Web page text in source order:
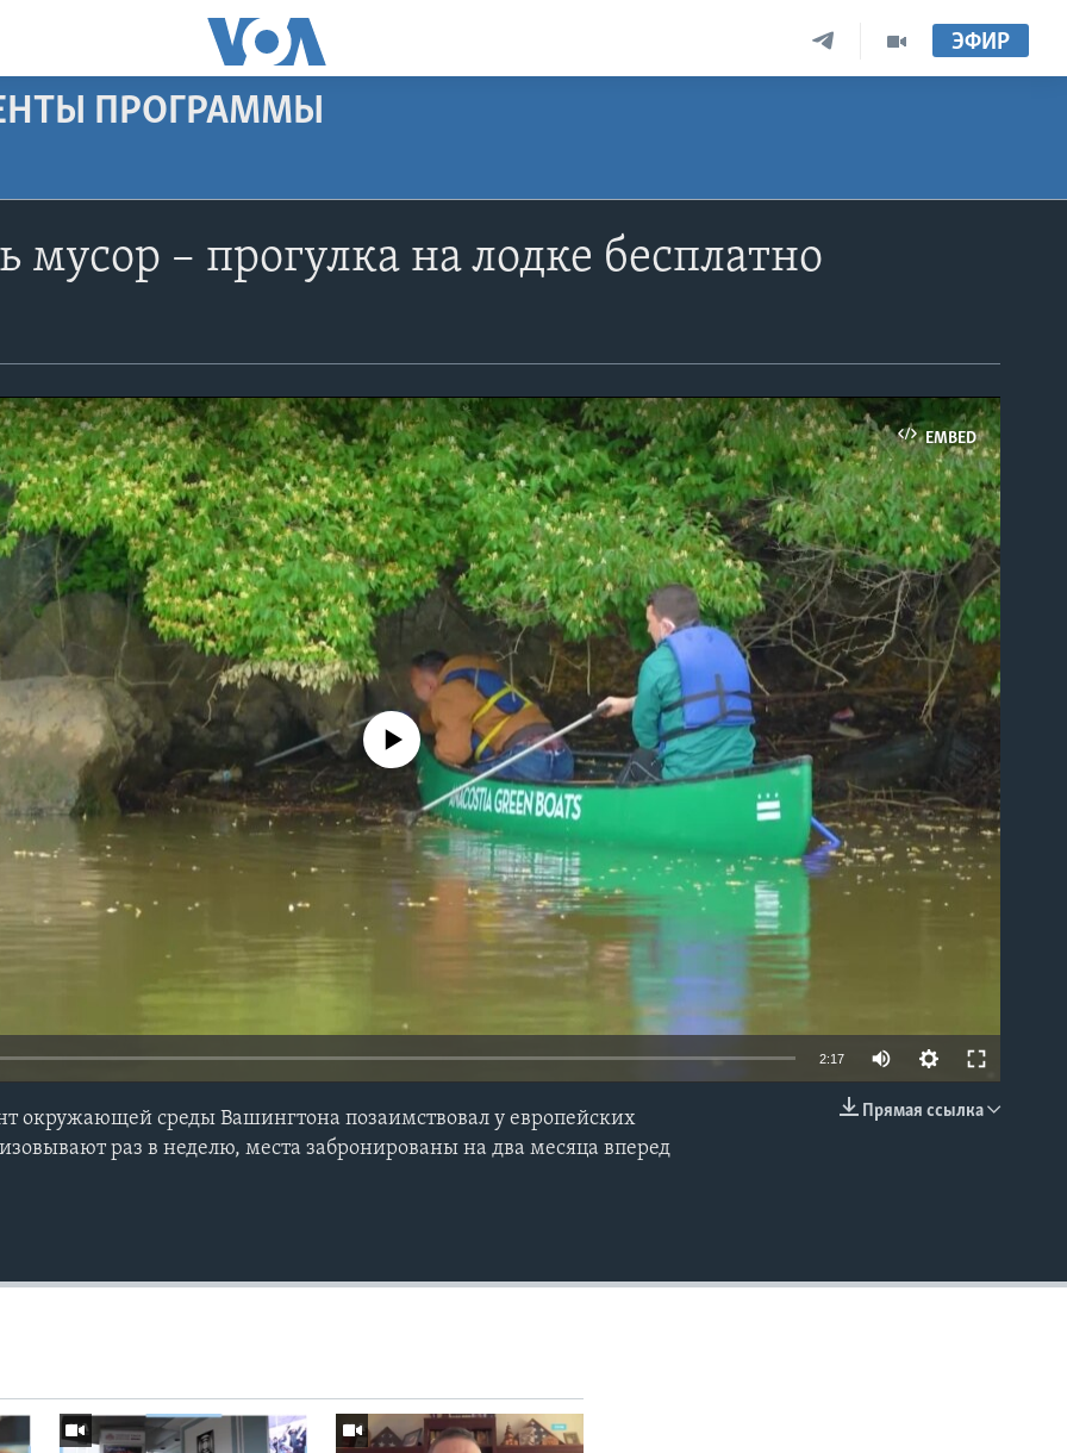
ЭФИР
ПРОГРАММЫ
мусор – прогулка на лодке бесплатно
EMBED
No media source currently available
2:17
Прямая ссылка
окружающей среды Вашингтона позаимствовал у европейских
раз в неделю, места забронированы на два месяца вперед